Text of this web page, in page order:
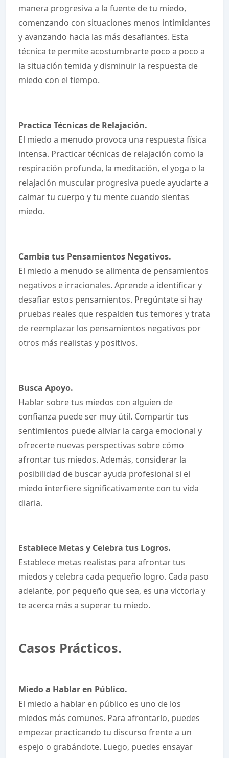
manera progresiva a la fuente de tu miedo,
comenzando con situaciones menos intimidantes
y avanzando hacia las más desafiantes. Esta
técnica te permite acostumbrarte poco a poco a
la situación temida y disminuir la respuesta de
miedo con el tiempo.
Practica Técnicas de Relajación.
El miedo a menudo provoca una respuesta física
intensa. Practicar técnicas de relajación como la
respiración profunda, la meditación, el yoga o la
relajación muscular progresiva puede ayudarte a
calmar tu cuerpo y tu mente cuando sientas
miedo.
Cambia tus Pensamientos Negativos.
El miedo a menudo se alimenta de pensamientos
negativos e irracionales. Aprende a identificar y
desafiar estos pensamientos. Pregúntate si hay
pruebas reales que respalden tus temores y trata
de reemplazar los pensamientos negativos por
otros más realistas y positivos.
Busca Apoyo.
Hablar sobre tus miedos con alguien de
confianza puede ser muy útil. Compartir tus
sentimientos puede aliviar la carga emocional y
ofrecerte nuevas perspectivas sobre cómo
afrontar tus miedos. Además, considerar la
posibilidad de buscar ayuda profesional si el
miedo interfiere significativamente con tu vida
diaria.
Establece Metas y Celebra tus Logros.
Establece metas realistas para afrontar tus
miedos y celebra cada pequeño logro. Cada paso
adelante, por pequeño que sea, es una victoria y
te acerca más a superar tu miedo.
Casos Prácticos.
Miedo a Hablar en Público.
El miedo a hablar en público es uno de los
miedos más comunes. Para afrontarlo, puedes
empezar practicando tu discurso frente a un
espejo o grabándote. Luego, puedes ensayar